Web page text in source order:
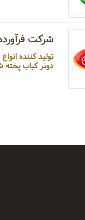
شرکت
دونر کباب پخته